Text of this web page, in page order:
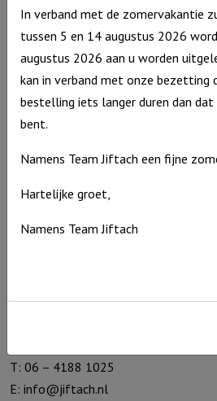
Productcategorieën
Outlet
Cadeauartikelen
Speelgoed
Troost en bemoediging
Kaarthouders
Contact
T: 06 – 4188 1025
E: info@jiftach.nl
voorraad
Boog
als
teken
van
trouw
In verband met de zomervakantie
tussen 5 en 14 augustus 2026
augustus 2026 aan u worden
kan in verband met onze bezetting
bestelling iets langer duren dan dat
bent.
Namens Team Jiftach een fijne
Hartelijke groet,
Namens Team Jiftach